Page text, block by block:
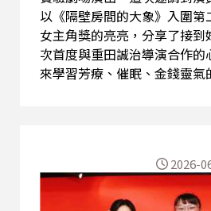
以《隔壁房間的大象》入圍
女主角獎的亮亮，分享了接
次首度與重田誠治導演合作
來學習芳療、催眠、金錢靈氣
原來是這樣子的戲」。 ★「我最喜歡演篇幅沒有很
多的角色。」
2026-